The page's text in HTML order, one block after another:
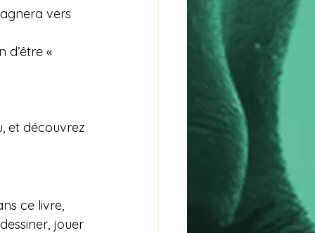
vers
d’être «
et découvrez
ce livre,
jouer